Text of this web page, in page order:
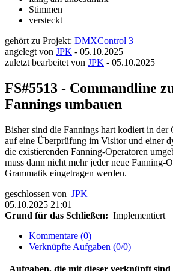
Stimmen
versteckt
gehört zu Projekt: DMXControl 3
angelegt von JPK - 05.10.2025
zuletzt bearbeitet von JPK - 05.10.2025
FS#5513 - Commandline
Fannings umbauen
Bisher sind die Fannings hart kodiert in der
auf eine Überprüfung im Visitor und einer
die existierenden Fanning-Operatoren
muss dann nicht mehr jeder neue Fanning-
Grammatik eingetragen werden.
geschlossen von JPK
05.10.2025 21:01
Grund für das Schließen: Implementiert
Kommentare (0)
Verknüpfte Aufgaben (0/0)
Aufgaben, die mit dieser verknüpft sind